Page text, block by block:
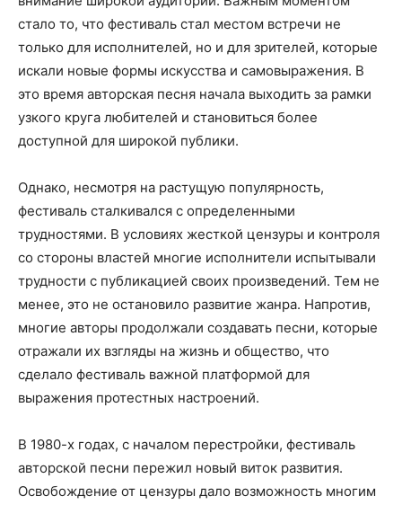
стало то, что фестиваль стал местом встречи не
только для исполнителей, но и для зрителей, которые
искали новые формы искусства и самовыражения. В
это время авторская песня начала выходить за рамки
узкого круга любителей и становиться более
доступной для широкой публики.
Однако, несмотря на растущую популярность,
фестиваль сталкивался с определенными
трудностями. В условиях жесткой цензуры и контроля
со стороны властей многие исполнители испытывали
трудности с публикацией своих произведений. Тем не
менее, это не остановило развитие жанра. Напротив,
многие авторы продолжали создавать песни, которые
отражали их взгляды на жизнь и общество, что
сделало фестиваль важной платформой для
выражения протестных настроений.
В 1980-х годах, с началом перестройки, фестиваль
авторской песни пережил новый виток развития.
Освобождение от цензуры дало возможность многим